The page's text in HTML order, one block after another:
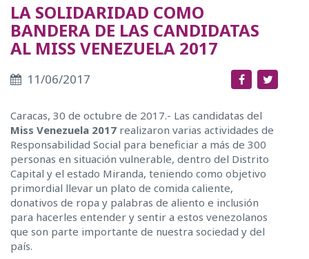
LA SOLIDARIDAD COMO
BANDERA DE LAS CANDIDATAS
AL MISS VENEZUELA 2017
11/06/2017
Caracas, 30 de octubre de 2017.- Las candidatas del
Miss Venezuela 2017 realizaron varias actividades de
Responsabilidad Social para beneficiar a más de 300
personas en situación vulnerable, dentro del Distrito
Capital y el estado Miranda, teniendo como objetivo
primordial llevar un plato de comida caliente,
donativos de ropa y palabras de aliento e inclusión
para hacerles entender y sentir a estos venezolanos
que son parte importante de nuestra sociedad y del
país.